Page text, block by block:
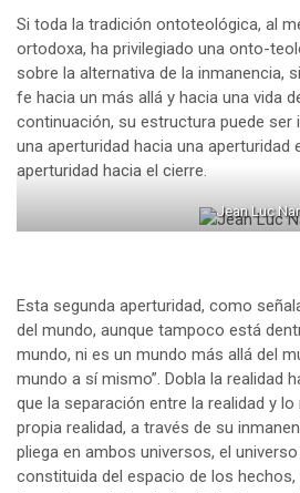
Si toda la tradición ontoteológica, al
ortodoxa, ha privilegiado una onto-
sobre la alternativa de la inmanencia,
fe hacia un más allá y hacia una vida
continuación, su estructura puede ser
una aperturidad hacia una aperturidad
aperturidad hacia el cierre.
Jean Luc
Esta segunda aperturidad, como
del mundo, aunque tampoco está
mundo, ni es un mundo más allá del
mundo a sí mismo”. Dobla la realidad
que la separación entre la realidad y
propia realidad, a través de su
pliega en ambos universos, el
constituida del espacio de los hechos,